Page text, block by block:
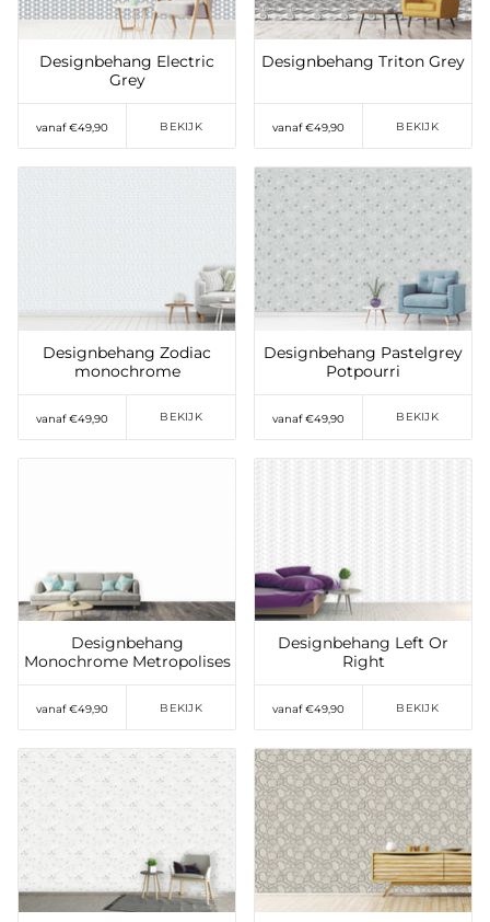
Designbehang Electric
Grey
vanaf €49,90 BEKIJK
Designbehang Triton Grey
vanaf €49,90 BEKIJK
Designbehang Zodiac
monochrome
vanaf €49,90 BEKIJK
Toevoegen aan
verlanglijst
Designbehang Pastelgrey
Potpourri
vanaf €49,90 BEKIJK
verlanglijst
Designbehang
Monochrome Metropolises
vanaf €49,90 BEKIJK
Designbehang Left Or
Right
vanaf €49,90 BEKIJK
Toevoegen aan
verlanglijst
Toevoegen aan
verlanglijst